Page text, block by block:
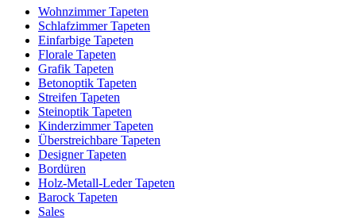
Wohnzimmer Tapeten
Schlafzimmer Tapeten
Einfarbige Tapeten
Florale Tapeten
Grafik Tapeten
Betonoptik Tapeten
Streifen Tapeten
Steinoptik Tapeten
Kinderzimmer Tapeten
Überstreichbare Tapeten
Designer Tapeten
Bordüren
Holz-Metall-Leder Tapeten
Barock Tapeten
Sales